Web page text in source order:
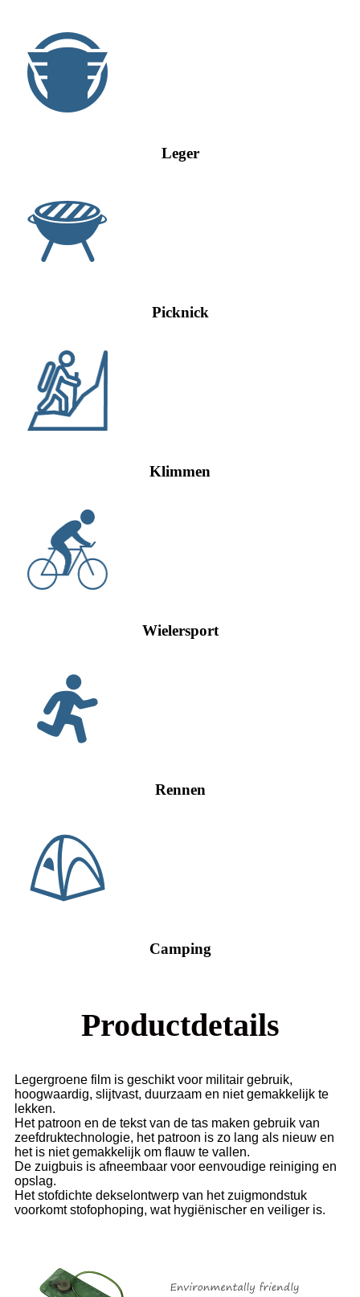
Leger
Picknick
Klimmen
Wielersport
Rennen
Camping
Productdetails
Legergroene film is geschikt voor militair gebruik,
hoogwaardig, slijtvast, duurzaam en niet gemakkelijk te
lekken.
Het patroon en de tekst van de tas maken gebruik van
zeefdruktechnologie, het patroon is zo lang als nieuw en
het is niet gemakkelijk om flauw te vallen.
De zuigbuis is afneembaar voor eenvoudige reiniging en
opslag.
Het stofdichte dekselontwerp van het zuigmondstuk
voorkomt stofophoping, wat hygiënischer en veiliger is.